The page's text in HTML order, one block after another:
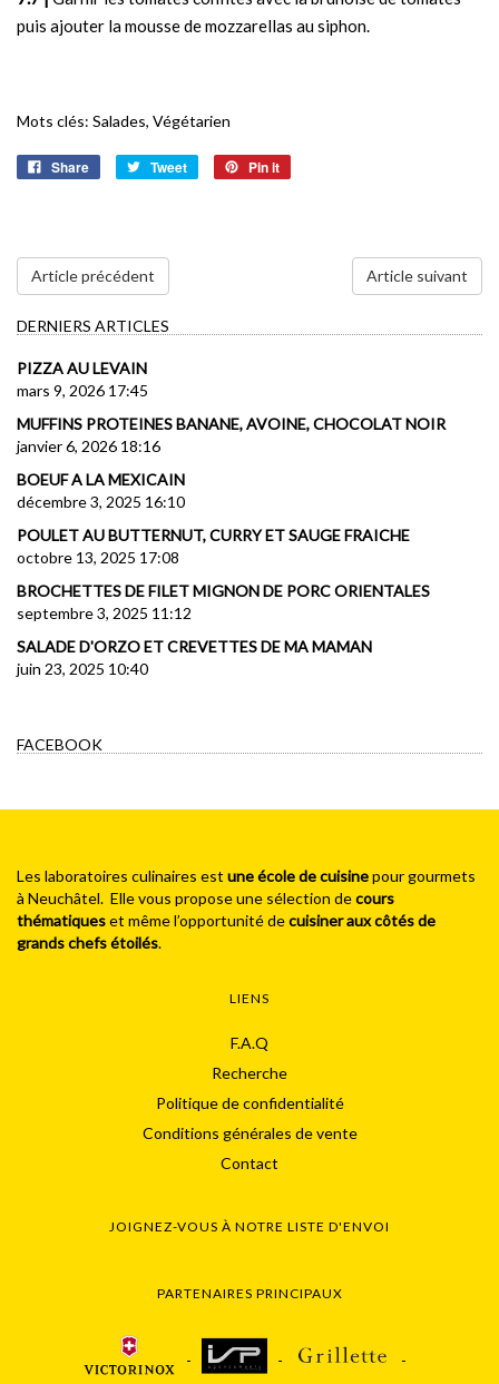
puis ajouter la mousse de mozzarellas au siphon.
Mots clés: Salades, Végétarien
Share Tweet Pin it
Article précédent Article suivant
DERNIERS ARTICLES
PIZZA AU LEVAIN
mars 9, 2026 17:45
MUFFINS PROTEINES BANANE, AVOINE, CHOCOLAT NOIR
janvier 6, 2026 18:16
BOEUF A LA MEXICAIN
décembre 3, 2025 16:10
POULET AU BUTTERNUT, CURRY ET SAUGE FRAICHE
octobre 13, 2025 17:08
BROCHETTES DE FILET MIGNON DE PORC ORIENTALES
septembre 3, 2025 11:12
SALADE D'ORZO ET CREVETTES DE MA MAMAN
juin 23, 2025 10:40
FACEBOOK
Les laboratoires culinaires est une école de cuisinepour gourmets
à Neuchâtel. Elle vous propose une sélection decours
thématiqueset même l’opportunité decuisiner aux côtés de
grands chefs étoilés.
LIENS
F.A.Q
Recherche
Politique de confidentialité
Conditions générales de vente
Contact
JOIGNEZ-VOUS À NOTRE LISTE D'ENVOI
PARTENAIRES PRINCIPAUX